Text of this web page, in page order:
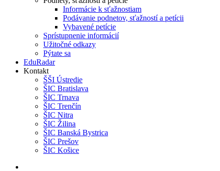
Informácie k sťažnostiam
Podávanie podnetov, sťažností a petícii
Vybavené petície
Sprístupnenie informácií
Užitočné odkazy
Pýtate sa
EduRadar
Kontakt
ŠŠI Ústredie
ŠIC Bratislava
ŠIC Trnava
ŠIC Trenčín
ŠIC Nitra
ŠIC Žilina
ŠIC Banská Bystrica
ŠIC Prešov
ŠIC Košice